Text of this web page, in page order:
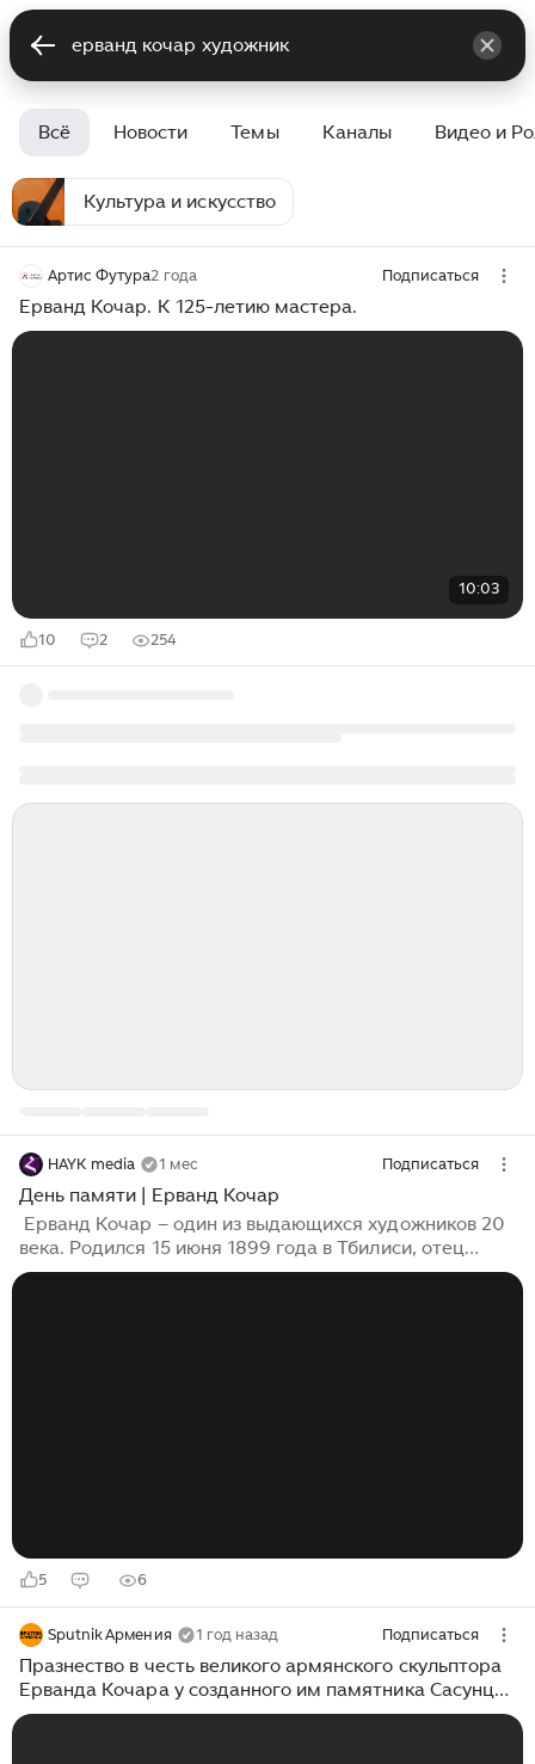
Всё Новости Темы Каналы Видео и
Культура и искусство
Артис Футура2 года Подписаться
Ерванд Кочар. К 125-летию мастера.
10:03
10 2 254
HAYK media 1 мес Подписаться
День памяти | Ерванд Кочар
​​ Ерванд Кочар – один из выдающихся художников 20
века. Родился 15 июня 1899 года в Тбилиси, отец
выходец из Шуши. В 1906-18 годах учился в
5 6
Sputnik Армения 1 год назад Подписаться
Празнество в честь великого армянского скульптора
Ерванда Кочара у созданного им памятника Сасунци
Давид